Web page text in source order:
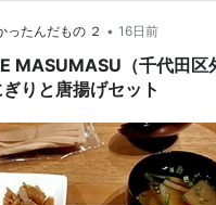
ったんだもの ２ • 16日前
MASUMASU（千代田区
りと唐揚げセット